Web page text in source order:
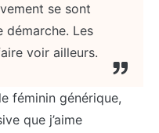
se sont
démarche. Les
voir ailleurs.
féminin générique,
que j’aime